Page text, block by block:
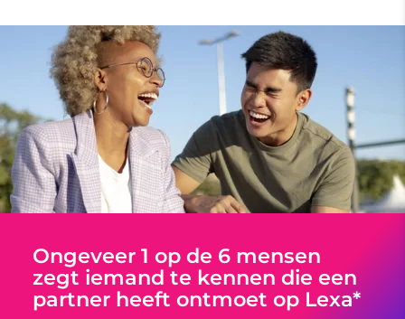
Ongeveer 1 op de 6 mensen
zegt iemand te kennen die een
partner heeft ontmoet op Lexa*